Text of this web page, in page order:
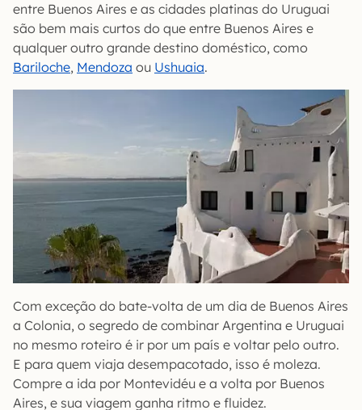
entre Buenos Aires e as cidades platinas do Uruguai
são bem mais curtos do que entre Buenos Aires e
qualquer outro grande destino doméstico, como
Bariloche, Mendoza ou Ushuaia.
Com exceção do bate-volta de um dia de Buenos Aires
a Colonia, o segredo de combinar Argentina e Uruguai
no mesmo roteiro é ir por um país e voltar pelo outro.
E para quem viaja desempacotado, isso é moleza.
Compre a ida por Montevidéu e a volta por Buenos
Aires, e sua viagem ganha ritmo e fluidez.